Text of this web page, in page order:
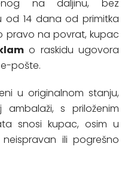
na daljinu, bez
od 14 dana od primitka
pravo na povrat, kupac
o raskidu ugovora
pošte.
u originalnom stanju,
s priloženim
snosi kupac, osim u
ili pogrešno